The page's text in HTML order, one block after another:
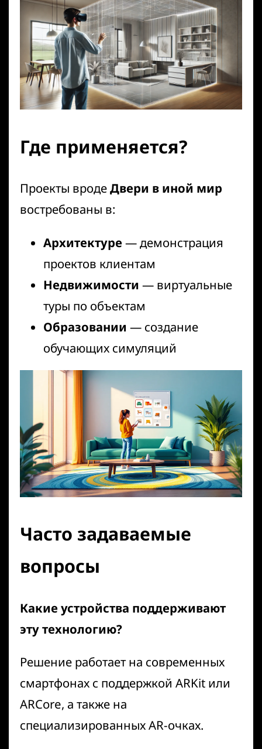
Где применяется?
Проекты вродеДвери в иной мир
востребованы в:
Архитектуре — демонстрация
проектов клиентам
Недвижимости — виртуальные
туры по объектам
Образовании — создание
обучающих симуляций
Часто задаваемые
вопросы
Какие устройства поддерживают
эту технологию?
Решение работает на современных
смартфонах с поддержкой ARKit или
ARCore, а также на
специализированных AR-очках.